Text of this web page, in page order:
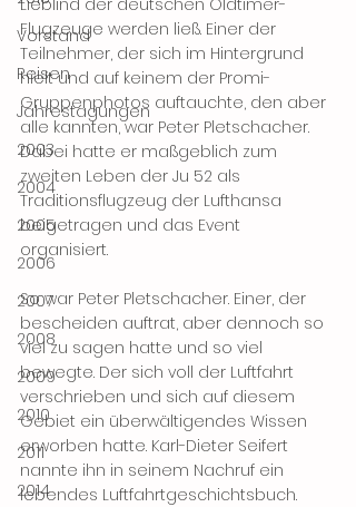
Vorstand
Reisen
Jahrestagungen
2003
2004
2005
2006
2007
2008
2009
2010
2011
2014
Lieblind der deutschen Oldtimer-
Flugzeuge werden ließ. Einer der
Teilnehmer, der sich im Hintergrund
hielt und auf keinem der Promi-
Gruppenphotos auftauchte, den aber
alle kannten, war Peter Pletschacher.
Dabei hatte er maßgeblich zum
zweiten Leben der Ju 52 als
Traditionsflugzeug der Lufthansa
beigetragen und das Event
organisiert.
So war Peter Pletschacher. Einer, der
bescheiden auftrat, aber dennoch so
viel zu sagen hatte und so viel
bewegte. Der sich voll der Luftfahrt
verschrieben und sich auf diesem
Gebiet ein überwältigendes Wissen
erworben hatte. Karl-Dieter Seifert
nannte ihn in seinem Nachruf ein
lebendes Luftfahrtgeschichtsbuch.